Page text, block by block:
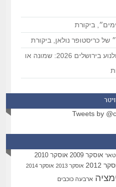
ביקורת
של כריסטופר נולאן, ביקורת
פסטיבל הקולנוע בירושלים 2026: שמונה או
Tweets by
אוסקר 2009 אוסקר 2010
2012 אוסקר 2013 אוסקר 2014
ארבעה כוכבים